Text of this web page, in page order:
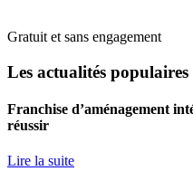
Gratuit et sans engagement
Les actualités populaires
Franchise d’aménagement
réussir
Lire la suite